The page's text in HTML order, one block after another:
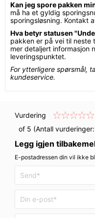
Kan jeg spore pakken
må ha et gyldig
sporingsløsning. Kontakt
Hva betyr statusen
pakken er på vei til neste
mer detaljert informasjon
leveringspunktet.
For ytterligere spørsmål,
kundeservice.
Vurdering
of 5 (Antall vurderinger:
Legg igjen
E-postadressen din vil ikke